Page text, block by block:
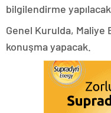
bilgilendirme
Genel Kurulda, Maliye
konuşma yapacak.